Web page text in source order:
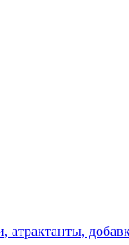
атрактанты,